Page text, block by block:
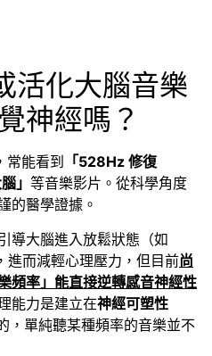
活化大腦音樂
神經嗎？
常能看到
「528Hz 修復
」 等音樂影片。從科學角度
的醫學證據。
導大腦進入放鬆狀態（如
而減輕心理壓力，但目前尚
頻率」能直接逆轉感音神經性
能力是建立在神經可塑性
，單純聽某種頻率的音樂並不